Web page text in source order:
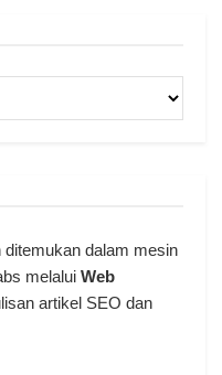
ditemukan dalam mesin
melalui Web
artikel SEO dan